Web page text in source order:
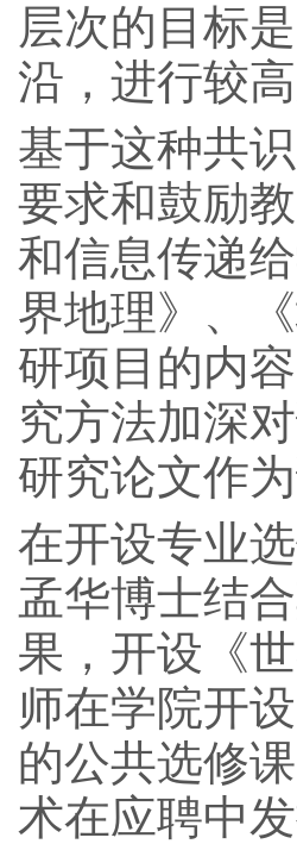
层次的目标
沿，进行较
基于这种共
要求和鼓励
和信息传递
界地理》、
研项目的内
究方法加深
研究论文作
在开设专业
孟华博士结
果，开设《
师在学院开
的公共选修
术在应聘中